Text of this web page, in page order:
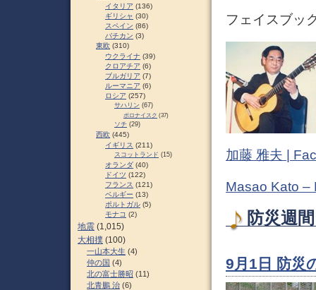
フェイスブッ
加藤 雅夫 |
Masao Kato –
防災週
9月1日 防災
イタリア (136)
ギリシャ (30)
スペイン (86)
バチカン (3)
東欧 (310)
ウクライナ (39)
クロアチア (6)
ブルガリア (7)
ルーマニア (6)
ロシア (257)
サハリン (67)
ポロナイスク (37)
ソチ (29)
西欧 (445)
イギリス (211)
スコットランド (15)
オランダ (40)
ドイツ (122)
フランス (121)
ベルギー (13)
ポルトガル (5)
モナコ (2)
地震 (1,015)
大相撲 (100)
一山本大生 (4)
仲の国 (4)
北の富士勝昭 (11)
北青鵬 治 (6)